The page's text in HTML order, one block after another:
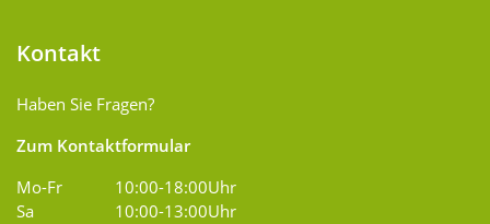
Kontakt
Haben Sie Fragen?
Zum Kontaktformular
Mo-Fr
10:00-18:00Uhr
Sa
10:00-13:00Uhr